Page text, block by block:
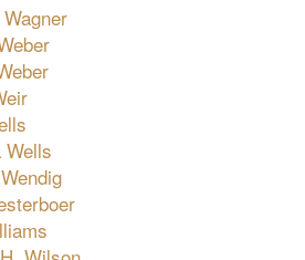
Wells